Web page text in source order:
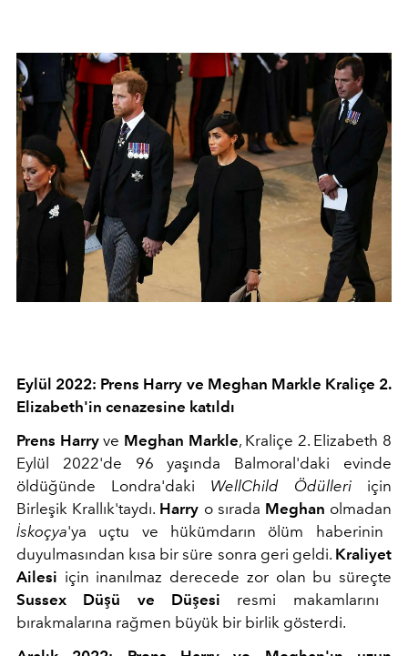
Eylül 2022: Prens Harry ve Meghan Markle Kraliçe 2.
Elizabeth'in cenazesine katıldı
Prens Harryve Meghan Markle, Kraliçe 2. Elizabeth 8
Eylül 2022'de 96 yaşında Balmoral'daki evinde
öldüğünde Londra'daki WellChild Ödülleri için
Birleşik Krallık'taydı. Harry o sırada Meghan olmadan
İskoçya'ya uçtu ve hükümdarın ölüm haberinin
duyulmasından kısa bir süre sonra geri geldi. Kraliyet
Ailesi için inanılmaz derecede zor olan bu süreçte
Sussex Düşü ve Düşesi resmi makamlarını
bırakmalarına rağmen büyük bir birlik gösterdi.